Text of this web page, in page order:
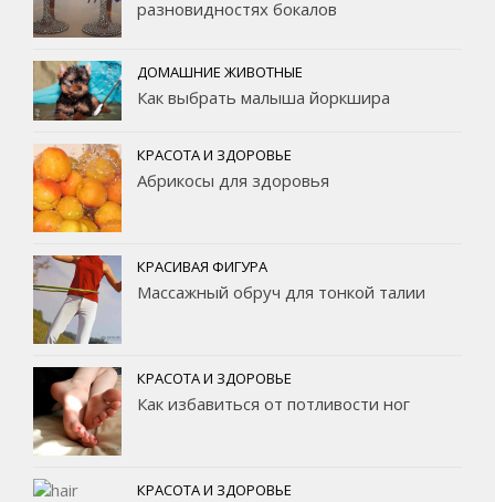
разновидностях бокалов
ДОМАШНИЕ ЖИВОТНЫЕ
Как выбрать малыша йоркшира
КРАСОТА И ЗДОРОВЬЕ
Абрикосы для здоровья
КРАСИВАЯ ФИГУРА
Массажный обруч для тонкой талии
КРАСОТА И ЗДОРОВЬЕ
Как избавиться от потливости ног
КРАСОТА И ЗДОРОВЬЕ